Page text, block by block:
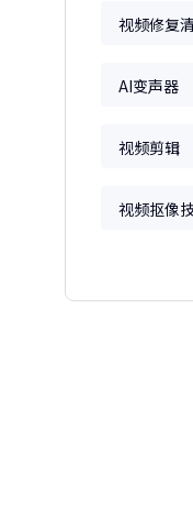
视频修复
AI变声器
视频剪辑
视频抠像